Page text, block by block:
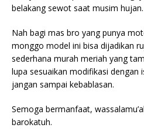
belakang sewot saat musim hujan.
Nah bagi mas bro yang punya
monggo model ini bisa dijadikan
sederhana murah meriah yang
lupa sesuaikan modifikasi dengan
jangan sampai kebablasan.
Semoga bermanfaat,
barokatuh.